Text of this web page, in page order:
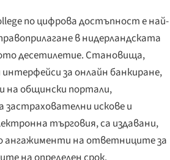
по цифрова достъпност е най-
в нидерландската
десетилетие. Становища,
за онлайн банкиране,
на общински портали,
искове и
търговия, са издавани,
ангажименти на ответниците за